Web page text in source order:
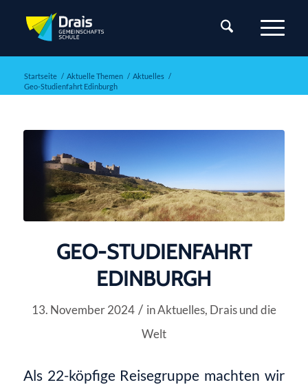
Startseite / Aktuelle Themen / Aktuelles /
Geo-Studienfahrt Edinburgh
GEO-STUDIENFAHRT
EDINBURGH
13. November 2024 / inAktuelles, Drais und die
Welt
Als 22-köpfige Reisegruppe machten wir